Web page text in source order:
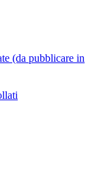
(da pubblicare in